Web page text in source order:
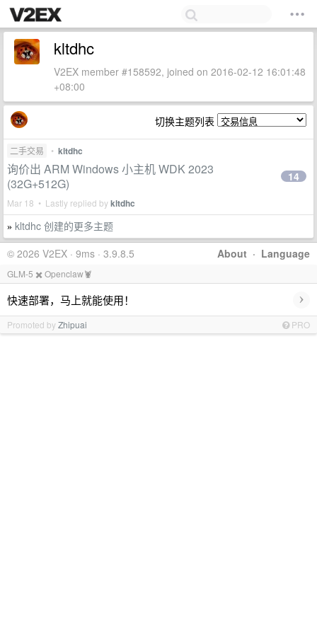
kltdhc
V2EX member #158592, joined on 2016-02-12 16:01:48
+08:00
切换主题列表
二手交易 • kltdhc
询价出 ARM Windows 小主机 WDK 2023
(32G+512G)
Mar 18 • Lastly replied bykltdhc
14
» kltdhc 创建的更多主题
About · Language
© 2026 V2EX · 9ms · 3.9.8.5
GLM-5 ✖️ Openclaw🦞
快速部署，马上就能使用！ ›
Promoted byZhipuai PRO